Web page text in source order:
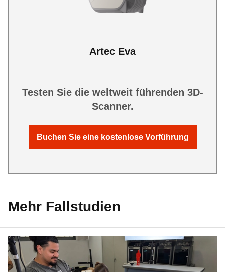
Artec Eva
Testen Sie die weltweit führenden 3D-
Scanner.
Buchen Sie eine kostenlose Vorführung
Mehr Fallstudien